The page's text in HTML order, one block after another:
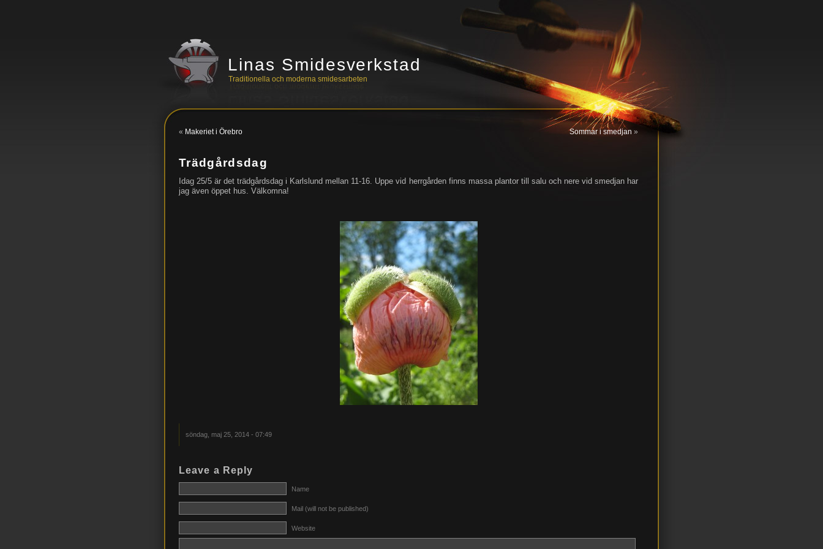
Linas Smidesverkstad
Traditionella och moderna smidesarbeten
« Makeriet i Örebro Sommar i smedjan »
Trädgårdsdag
Idag 25/5 är det trädgårdsdag i Karlslund mellan 11-16. Uppe vid herrgården finns massa plantor till salu och nere vid smedjan har
jag även öppet hus. Välkomna!
söndag, maj 25, 2014 - 07:49
Leave a Reply
Name
Mail (will not be published)
Website